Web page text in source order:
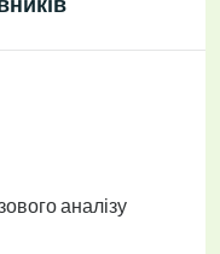
аналізу